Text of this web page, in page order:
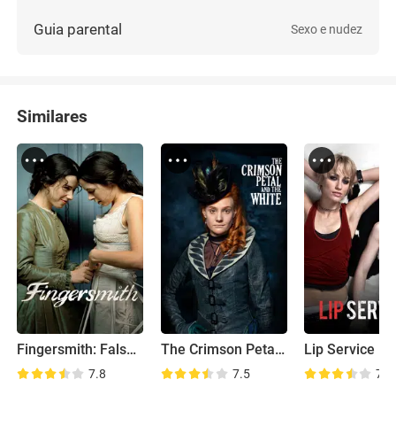
Guia parental Sexo e nudez
Similares
Fingersmith: Falsas Aparências
7.8
The Crimson Petal and the White
7.5
Lip Service
7.5